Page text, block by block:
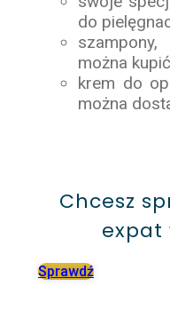
do
można
krem do
można
Chcesz
expat
Sprawdź